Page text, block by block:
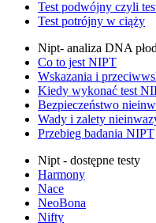
Test podwójny czyli
Test potrójny w ciąży
Nipt- analiza DNA
Co to jest NIPT
Wskazania i
Kiedy wykonać test
Bezpieczeństwo
Wady i zalety
Przebieg badania NIPT
Nipt - dostępne testy
Harmony
Nace
NeoBona
Nifty